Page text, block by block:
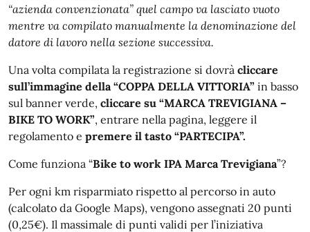
“azienda convenzionata” quel campo va lasciato vuoto
mentre va compilato manualmente la denominazione del
datore di lavoro nella sezione successiva.
Una volta compilata la registrazione si dovrà cliccare
sull’immagine della “COPPA DELLA VITTORIA” in basso
sul banner verde, cliccare su “MARCA TREVIGIANA –
BIKE TO WORK”, entrare nella pagina, leggere il
regolamento e premere il tasto “PARTECIPA”.
Come funziona “Bike to work IPA Marca Trevigiana”?
Per ogni km risparmiato rispetto al percorso in auto
(calcolato da Google Maps), vengono assegnati 20 punti
(0,25€). Il massimale di punti validi per l’iniziativa